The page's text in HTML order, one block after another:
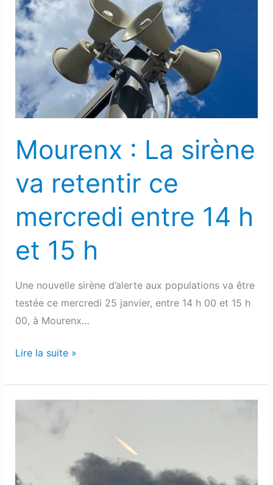
Mourenx : La sirène
va retentir ce
mercredi entre 14 h
et 15 h
Une nouvelle sirène d’alerte aux populations va être
testée ce mercredi 25 janvier, entre 14 h 00 et 15 h
00, à Mourenx…
:
La
sirène
va
ce
mercredi
14
et
h
Lire la suite »
feu »